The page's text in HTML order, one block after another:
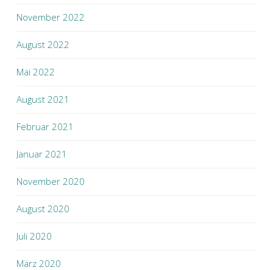
November 2022
August 2022
Mai 2022
August 2021
Februar 2021
Januar 2021
November 2020
August 2020
Juli 2020
März 2020